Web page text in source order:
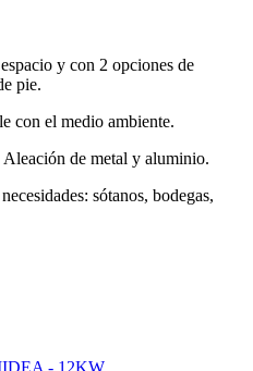
y con 2 opciones de
pie.
con el medio ambiente.
Aleación de metal y aluminio.
sótanos, bodegas,